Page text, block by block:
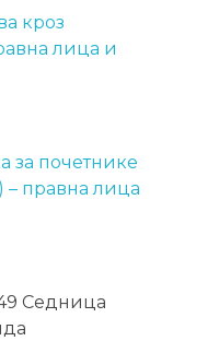
кроз
лица и
за почетнике
– правна лица
Седница